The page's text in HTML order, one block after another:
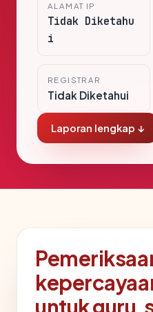
ALAMAT IP
Tidak Diketahu
i
REGISTRAR
Tidak Diketahui
Laporan lengkap ↓